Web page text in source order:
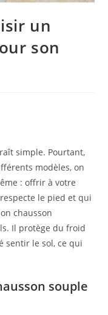
un
son
simple. Pourtant,
modèles, on
: offrir à votre
le pied et qui
chausson
Il protège du froid
sentir le sol, ce qui
souple